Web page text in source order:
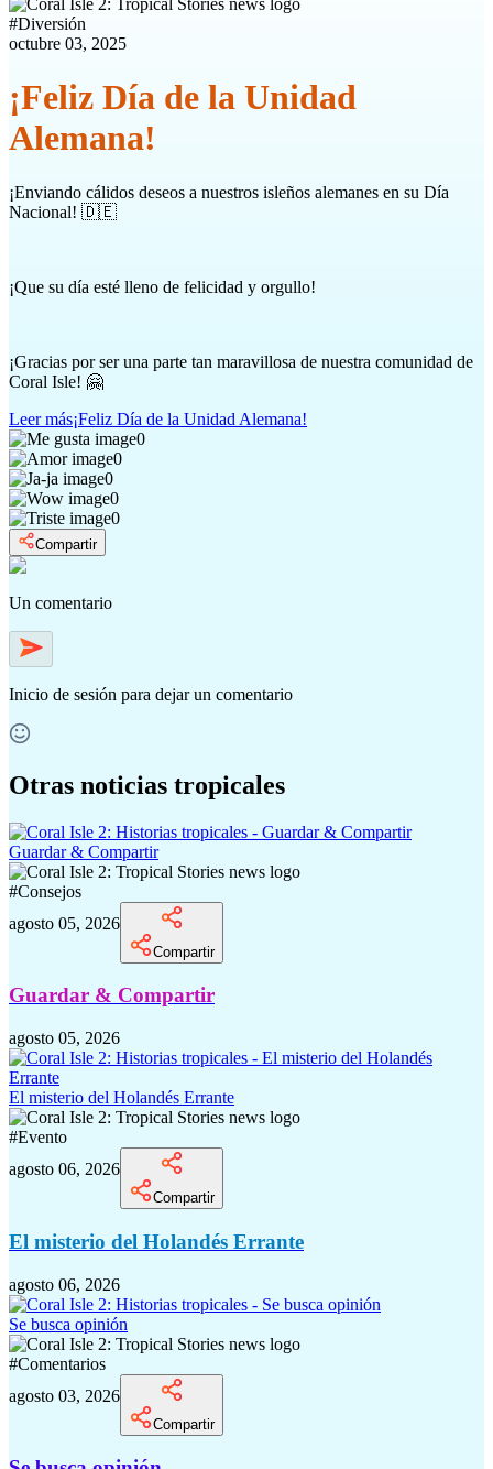
#Diversión
octubre 03, 2025
¡Feliz Día de la Unidad
Alemana!
¡Enviando cálidos deseos a nuestros isleños alemanes en su Día
Nacional! 🇩🇪
¡Que su día esté lleno de felicidad y orgullo!
¡Gracias por ser una parte tan maravillosa de nuestra comunidad de
Coral Isle! 🤗
Leer más¡Feliz Día de la Unidad Alemana!
0
0
0
0
0
Compartir
Un comentario
Inicio de sesión para dejar un comentario
Otras noticias tropicales
Guardar & Compartir
#Consejos
agosto 05, 2026
Compartir
Guardar & Compartir
agosto 05, 2026
El misterio del Holandés Errante
#Evento
agosto 06, 2026
Compartir
El misterio del Holandés Errante
agosto 06, 2026
Se busca opinión
#Comentarios
agosto 03, 2026
Compartir